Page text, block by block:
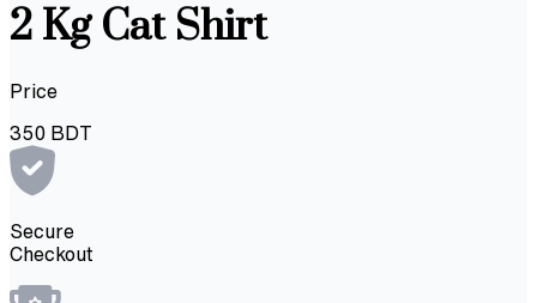
2 Kg Cat Shirt
Price
350 BDT
Secure
Checkout